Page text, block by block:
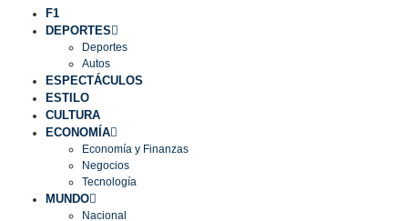
F1
DEPORTES
Deportes
Autos
ESPECTÁCULOS
ESTILO
CULTURA
ECONOMÍA
Economía y Finanzas
Negocios
Tecnología
MUNDO
Nacional